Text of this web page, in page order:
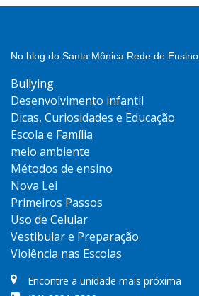
No blog do Santa Mônica Rede de
Bullying
Desenvolvimento infantil
Dicas, Curiosidades e Educação
Escola e Família
meio ambiente
Métodos de ensino
Nova Lei
Primeiros Passos
Uso de Celular
Vestibular e Preparação
Violência nas Escolas
Encontre a unidade mais próxima